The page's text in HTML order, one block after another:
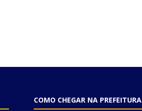
COMO CHEGAR NA PREFEITURA